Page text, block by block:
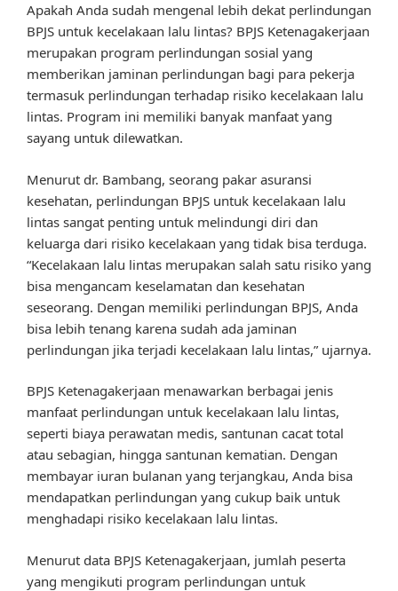
Apakah Anda sudah mengenal lebih dekat perlindungan
BPJS untuk kecelakaan lalu lintas? BPJS Ketenagakerjaan
merupakan program perlindungan sosial yang
memberikan jaminan perlindungan bagi para pekerja
termasuk perlindungan terhadap risiko kecelakaan lalu
lintas. Program ini memiliki banyak manfaat yang
sayang untuk dilewatkan.
Menurut dr. Bambang, seorang pakar asuransi
kesehatan, perlindungan BPJS untuk kecelakaan lalu
lintas sangat penting untuk melindungi diri dan
keluarga dari risiko kecelakaan yang tidak bisa terduga.
“Kecelakaan lalu lintas merupakan salah satu risiko yang
bisa mengancam keselamatan dan kesehatan
seseorang. Dengan memiliki perlindungan BPJS, Anda
bisa lebih tenang karena sudah ada jaminan
perlindungan jika terjadi kecelakaan lalu lintas,” ujarnya.
BPJS Ketenagakerjaan menawarkan berbagai jenis
manfaat perlindungan untuk kecelakaan lalu lintas,
seperti biaya perawatan medis, santunan cacat total
atau sebagian, hingga santunan kematian. Dengan
membayar iuran bulanan yang terjangkau, Anda bisa
mendapatkan perlindungan yang cukup baik untuk
menghadapi risiko kecelakaan lalu lintas.
Menurut data BPJS Ketenagakerjaan, jumlah peserta
yang mengikuti program perlindungan untuk